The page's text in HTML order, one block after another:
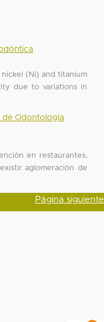
(Ni) and titanium
due to variations in
de Odontología
en restaurantes,
aglomeración de
Página siguiente